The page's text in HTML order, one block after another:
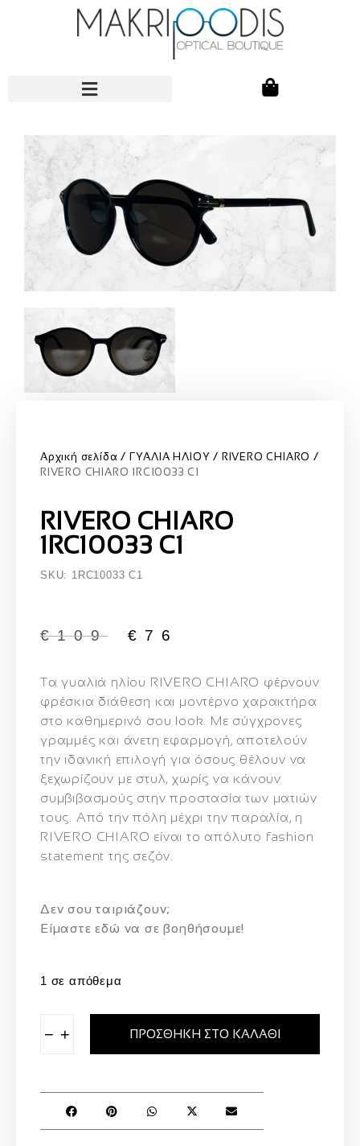
Αρχική σελίδα ΓΥΑΛΙΑ ΗΛΙΟΥ
RIVERO CHIARO
RIVERO CHIARO 1RC10033 C1
RIVERO CHIARO
1RC10033 C1
SKU: 1RC10033 C1
€109 € 76
Τα γυαλιά ηλίου RIVERO CHIARO φέρνουν
φρέσκια διάθεση και μοντέρνο χαρακτήρα
στο καθημερινό σου look. Με σύγχρονες
γραμμές και άνετη εφαρμογή, αποτελούν
την ιδανική επιλογή για όσους θέλουν να
ξεχωρίζουν με στυλ, χωρίς να κάνουν
συμβιβασμούς στην προστασία των ματιών
τους. Από την πόλη μέχρι την παραλία, η
RIVERO CHIARO είναι το απόλυτο fashion
statement της σεζόν.
Δεν σου ταιριάζουν;
Eίμαστε εδώ να σε βοηθήσουμε!
1 σε απόθεμα
− + ΠΡΟΣΘΉΚΗ ΣΤΟ ΚΑΛΆΘΙ